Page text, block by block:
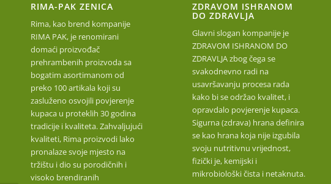
RIMA-PAK ZENICA
Rima, kao brend kompanije
RIMA PAK, je renomirani
domaći proizvođač
prehrambenih proizvoda sa
bogatim asortimanom od
preko 100 artikala koji su
zasluženo osvojili povjerenje
kupaca u proteklih 30 godina
tradicije i kvaliteta. Zahvaljujući
kvaliteti, Rima proizvodi lako
pronalaze svoje mjesto na
tržištu i dio su porodičnih i
visoko brendiranih
ZDRAVOM ISHRANOM
DO ZDRAVLJA
Glavni slogan kompanije je
ZDRAVOM ISHRANOM DO
ZDRAVLJA zbog čega se
svakodnevno radi na
usavršavanju procesa rada
kako bi se održao kvalitet, i
opravdalo povjerenje kupaca.
Sigurna (zdrava) hrana definira
se kao hrana koja nije izgubila
svoju nutritivnu vrijednost,
fizički je, kemijski i
mikrobiološki čista i netaknuta.